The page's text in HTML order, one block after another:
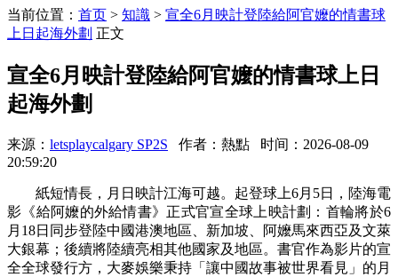
当前位置： 首页 > 知識 > 宣全6月映計登陸給阿官嬤的情書球
上日起海外劃 正文
宣全6月映計登陸給阿官嬤的情書球上日
起海外劃
来源： letsplaycalgary SP2S 作者：熱點
时间：2026-08-09
20:59:20
紙短情長，月日映計江海可越。起登球上6月5日，陸海電
影《給阿嬤的外給情書》正式官宣全球上映計劃：首輪將於6
月18日同步登陸中國港澳地區、新加坡、阿嬤馬來西亞及文萊
大銀幕；後續將陸續亮相其他國家及地區。書官作為影片的宣
全全球發行方，大麥娛樂秉持「讓中國故事被世界看見」的月